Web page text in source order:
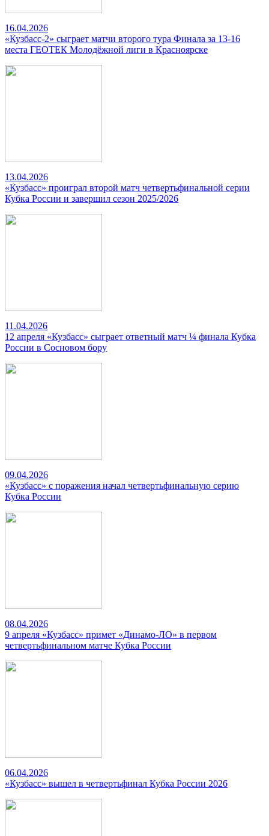
16.04.2026
«Кузбасс-2» сыграет матчи второго тура Финала за 13-16
места ГЕОТЕК Молодёжной лиги в Красноярске
13.04.2026
«Кузбасс» проиграл второй матч четвертьфинальной серии
Кубка России и завершил сезон 2025/2026
11.04.2026
12 апреля «Кузбасс» сыграет ответный матч ¼ финала Кубка
России в Сосновом бору
09.04.2026
«Кузбасс» с поражения начал четвертьфинальную серию
Кубка России
08.04.2026
9 апреля «Кузбасс» примет «Динамо-ЛО» в первом
четвертьфинальном матче Кубка России
06.04.2026
«Кузбасс» вышел в четвертьфинал Кубка России 2026